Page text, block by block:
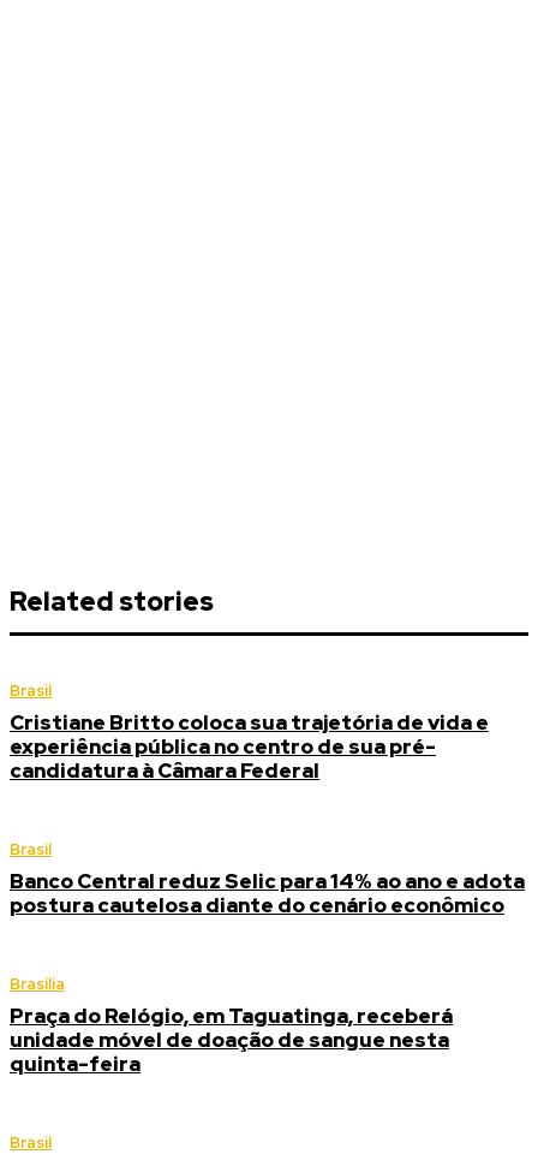
Related stories
Brasil
Cristiane Britto coloca sua trajetória de vida e
experiência pública no centro de sua pré-
candidatura à Câmara Federal
Brasil
Banco Central reduz Selic para 14% ao ano e adota
postura cautelosa diante do cenário econômico
Brasília
Praça do Relógio, em Taguatinga, receberá
unidade móvel de doação de sangue nesta
quinta-feira
Brasil